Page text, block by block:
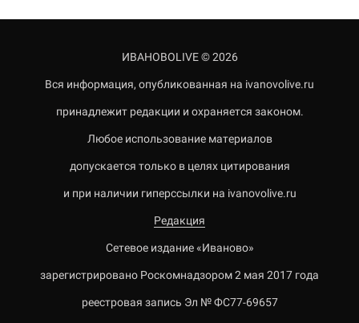
ИВАНОВОLIVE © 2026
Вся информация, опубликованная на ivanovolive.ru
принадлежит редакции и охраняется законом.
Любое использование материалов
допускается только в целях цитирования
и при наличии гиперссылки на ivanovolive.ru
Редакция
Сетевое издание «Иваново»
зарегистрировано Роскомнадзором 2 мая 2017 года
реестровая запись Эл № ФС77-69657